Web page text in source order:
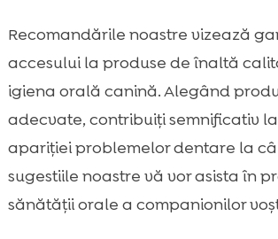
Recomandările noastre vizează
accesului la produse de înaltă
igiena orală canină. Alegând
adecvate, contribuiți semnificativ
apariției problemelor dentare la
sugestiile noastre vă vor asista în
sănătății orale a companionilor